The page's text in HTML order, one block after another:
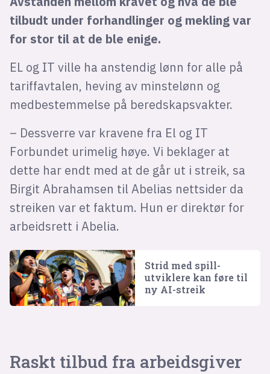
tilbudt under forhandlinger og mekling var
for stor til at de ble enige.
EL og IT ville ha anstendig lønn for alle på
tariffavtalen, heving av minstelønn og
medbestemmelse på beredskapsvakter.
– Dessverre var kravene fra El og IT
Forbundet urimelig høye. Vi beklager at
dette har endt med at de går ut i streik, sa
Birgit Abrahamsen til Abelias nettsider da
streiken var et faktum. Hun er direktør for
arbeidsrett i Abelia.
Strid med spill­-
utviklere kan føre til
ny AI-streik
Raskt tilbud fra arbeidsgiver